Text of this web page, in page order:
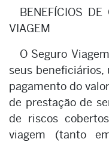
BENEFÍCIOS DE
VIAGEM
O Seguro
seus beneficiários,
pagamento do
de prestação de
de riscos
viagem (tanto